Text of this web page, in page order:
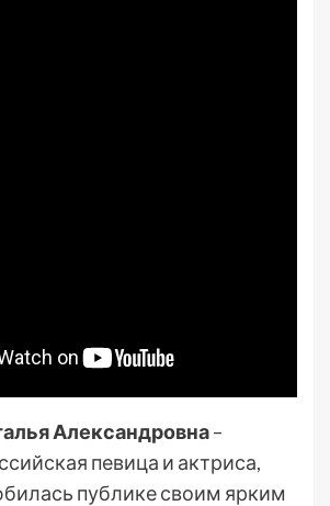
Александровна–
певица и актриса,
публике своим ярким